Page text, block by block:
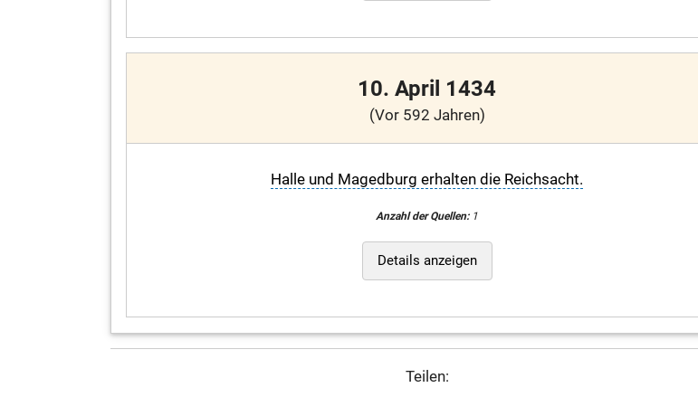
10. April 1434
(Vor 592 Jahren)
Halle und Magedburg erhalten die Reichsacht.
Anzahl der Quellen:1
Details anzeigen
Teilen: